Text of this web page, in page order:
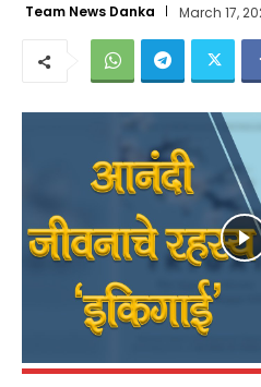
Team News Danka March 17,